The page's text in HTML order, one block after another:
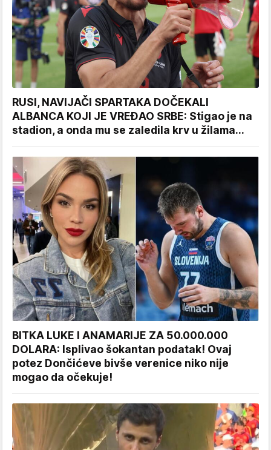
RUSI, NAVIJAČI SPARTAKA DOČEKALI
ALBANCA KOJI JE VREĐAO SRBE: Stigao je na
stadion, a onda mu se zaledila krv u žilama...
BITKA LUKE I ANAMARIJE ZA 50.000.000
DOLARA: Isplivao šokantan podatak! Ovaj
potez Dončićeve bivše verenice niko nije
mogao da očekuje!